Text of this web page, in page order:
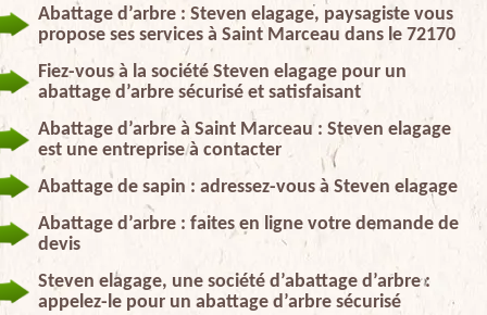
Abattage d’arbre : Steven elagage, paysagiste vous
propose ses services à Saint Marceau dans le 72170
Fiez-vous à la société Steven elagage pour un
abattage d’arbre sécurisé et satisfaisant
Abattage d’arbre à Saint Marceau : Steven elagage
est une entreprise à contacter
Abattage de sapin : adressez-vous à Steven elagage
Abattage d’arbre : faites en ligne votre demande de
devis
Steven elagage, une société d’abattage d’arbre :
appelez-le pour un abattage d’arbre sécurisé